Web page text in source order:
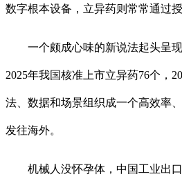
数字根本设备，立异药则常常通过
一个颇成心味的新说法起头呈现
2025年我国核准上市立异药76个，
法、数据和场景组织成一个高效率
发往海外。
机械人没怀孕体，中国工业出口